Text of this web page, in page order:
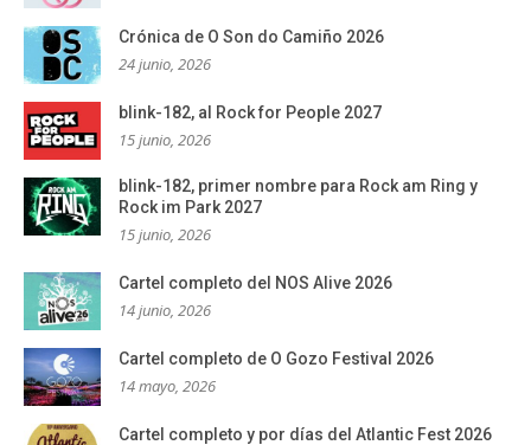
Crónica de O Son do Camiño 2026
24 junio, 2026
blink-182, al Rock for People 2027
15 junio, 2026
blink-182, primer nombre para Rock am Ring y
Rock im Park 2027
15 junio, 2026
Cartel completo del NOS Alive 2026
14 junio, 2026
Cartel completo de O Gozo Festival 2026
14 mayo, 2026
Cartel completo y por días del Atlantic Fest 2026